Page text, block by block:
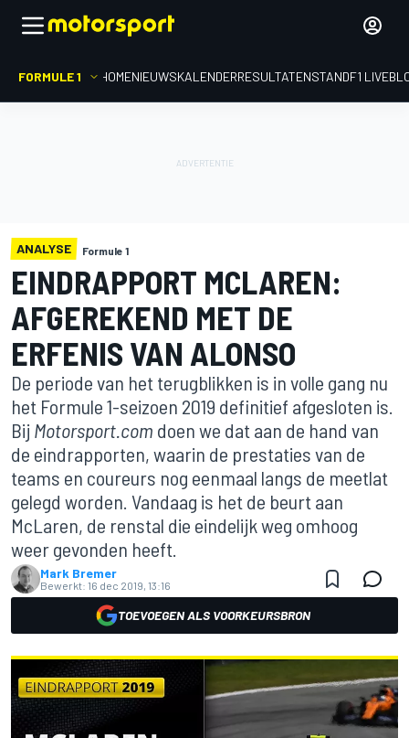
FORMULE 1 HOMENIEUWSKALENDERRESULTATENSTANDF1
ANALYSE Formule 1
EINDRAPPORT MCLAREN:
AFGEREKEND MET DE
ERFENIS VAN ALONSO
De periode van het terugblikken is in volle gang nu
het Formule 1-seizoen 2019 definitief afgesloten is.
Bij Motorsport.com doen we dat aan de hand van
de eindrapporten, waarin de prestaties van de
teams en coureurs nog eenmaal langs de meetlat
gelegd worden. Vandaag is het de beurt aan
McLaren, de renstal die eindelijk weg omhoog
weer gevonden heeft.
Mark Bremer
Bewerkt: 16 dec 2019, 13:16
TOEVOEGEN ALS VOORKEURSBRON